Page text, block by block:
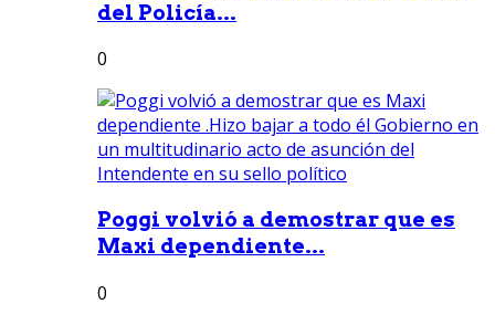
del Policía...
0
Poggi volvió a demostrar que es
Maxi dependiente...
0